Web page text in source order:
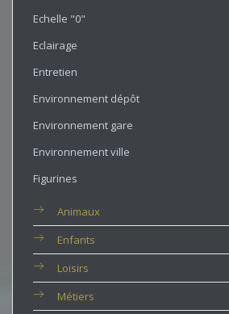
Echelle "0"
Eclairage
Entretien
Environnement dépôt
Environnement gare
Environnement ville
Figurines
Animaux
Enfants
Loisirs
Métiers